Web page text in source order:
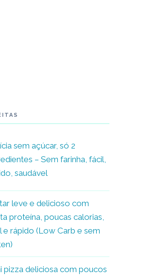
sem açúcar, só 2
– Sem farinha, fácil,
saudável
leve e delicioso com
proteína, poucas calorias,
e rápido (Low Carb e sem
pizza deliciosa com poucos